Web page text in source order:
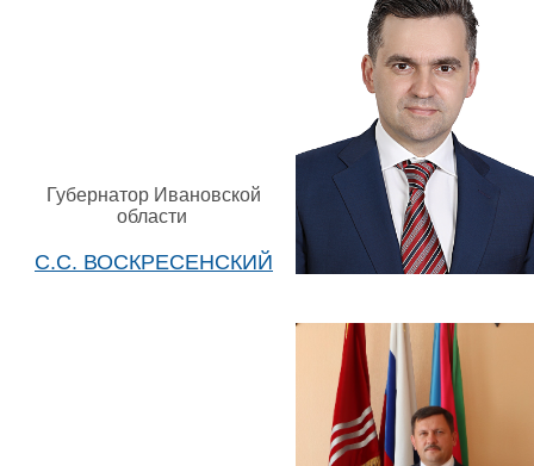
Губернатор Ивановской
области
С.С. ВОСКРЕСЕНСКИЙ